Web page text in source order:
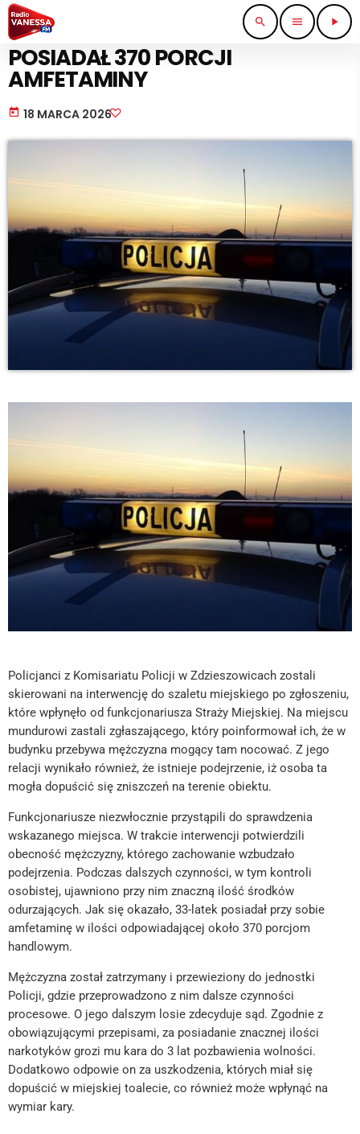
search menu play_arrow
STRAŻ I POLICJA
POSIADAŁ 370 PORCJI
AMFETAMINY
today 18 MARCA 2026
Policjanci z Komisariatu Policji w Zdzieszowicach zostali
skierowani na interwencję do szaletu miejskiego po zgłoszeniu,
które wpłynęło od funkcjonariusza Straży Miejskiej. Na miejscu
mundurowi zastali zgłaszającego, który poinformował ich, że w
budynku przebywa mężczyzna mogący tam nocować. Z jego
relacji wynikało również, że istnieje podejrzenie, iż osoba ta
mogła dopuścić się zniszczeń na terenie obiektu.
Funkcjonariusze niezwłocznie przystąpili do sprawdzenia
wskazanego miejsca. W trakcie interwencji potwierdzili
obecność mężczyzny, którego zachowanie wzbudzało
podejrzenia. Podczas dalszych czynności, w tym kontroli
osobistej, ujawniono przy nim znaczną ilość środków
odurzających. Jak się okazało, 33-latek posiadał przy sobie
amfetaminę w ilości odpowiadającej około 370 porcjom
handlowym.
Mężczyzna został zatrzymany i przewieziony do jednostki
Policji, gdzie przeprowadzono z nim dalsze czynności
procesowe. O jego dalszym losie zdecyduje sąd. Zgodnie z
obowiązującymi przepisami, za posiadanie znacznej ilości
narkotyków grozi mu kara do 3 lat pozbawienia wolności.
Dodatkowo odpowie on za uszkodzenia, których miał się
dopuścić w miejskiej toalecie, co również może wpłynąć na
wymiar kary.